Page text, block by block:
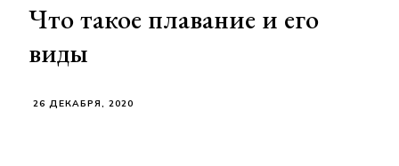
Что такое плавание и его
виды
26 ДЕКАБРЯ, 2020